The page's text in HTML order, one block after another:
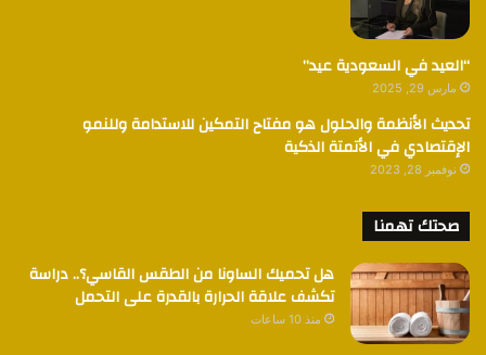
“العيد في السعودية عيد”
مارس 29, 2025
تحديث الأنظمة والحلول هو مفتاح التمكين للاستدامة وللنمو
الإقتصادي في الأتمتة الذكية
نوفمبر 28, 2023
صحتك تهمنا
هل تحميك الساونا من الطقس القاسي؟.. دراسة
تكشف علاقة الحرارة بالقدرة على التحمل
منذ 10 ساعات